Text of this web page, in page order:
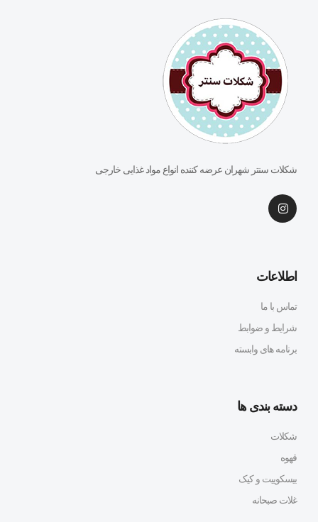
شکلات سنتر شهران عرضه کننده انواع مواد غذایی خارجی
اطلاعات
تماس با ما
شرایط و ضوابط
برنامه های وابسته
دسته بندی ها
شکلات
قهوه
بیسکوییت و کیک
غلات صبحانه